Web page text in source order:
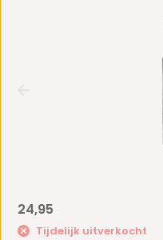
24,95
Tijdelijk uitverkocht